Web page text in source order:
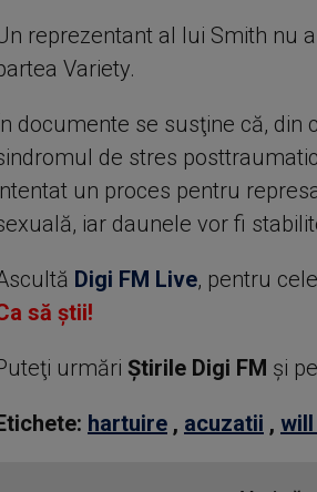
reprezentant al lui Smith nu
Variety.
documente se susţine că, din
de stres
un proces pentru
iar daunele vor fi
Digi FM Live, pentru
să știi!
urmări Știrile Digi FM şi pe
hartuire, acuzatii ,